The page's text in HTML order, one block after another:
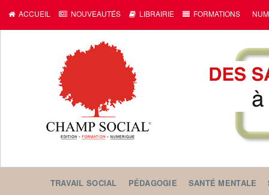
ACCUEIL NOUVEAUTÉS LIBRAIRIE FORMATIONS
TRAVAIL SOCIAL PÉDAGOGIE SANTÉ MENTALE